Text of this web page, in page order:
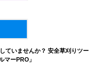
ていませんか？ 安全草刈りツー
マーPRO」